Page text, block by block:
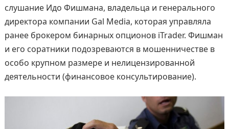
слушание Идо Фишмана, владельца и генерального
директора компании Gal Media, которая управляла
ранее брокером бинарных опционов iTrader. Фишман
и его соратники подозреваются в мошенничестве в
особо крупном размере и нелицензированной
деятельности (финансовое консультирование).